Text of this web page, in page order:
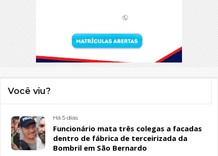
Você viu?
Há 5 dias
Funcionário mata três colegas a facadas
dentro de fábrica de terceirizada da
Bombril em São Bernardo